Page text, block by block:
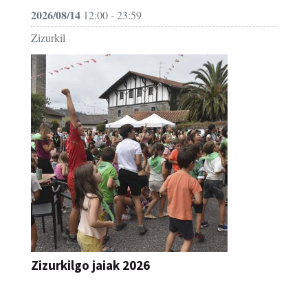
Zizurkil
Zizurkilgo jaiak 2026